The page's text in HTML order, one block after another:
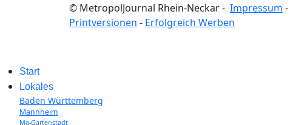
© MetropolJournal Rhein-Neckar - Impressum -
Printversionen - Erfolgreich Werben
Start
Lokales
Baden Württemberg
Mannheim
Ma-Gartenstadt